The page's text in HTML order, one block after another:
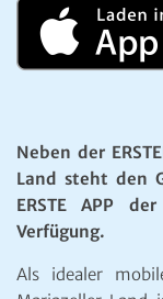
Neben der
Land steht den
ERSTE APP
Verfügung.
Als idealer